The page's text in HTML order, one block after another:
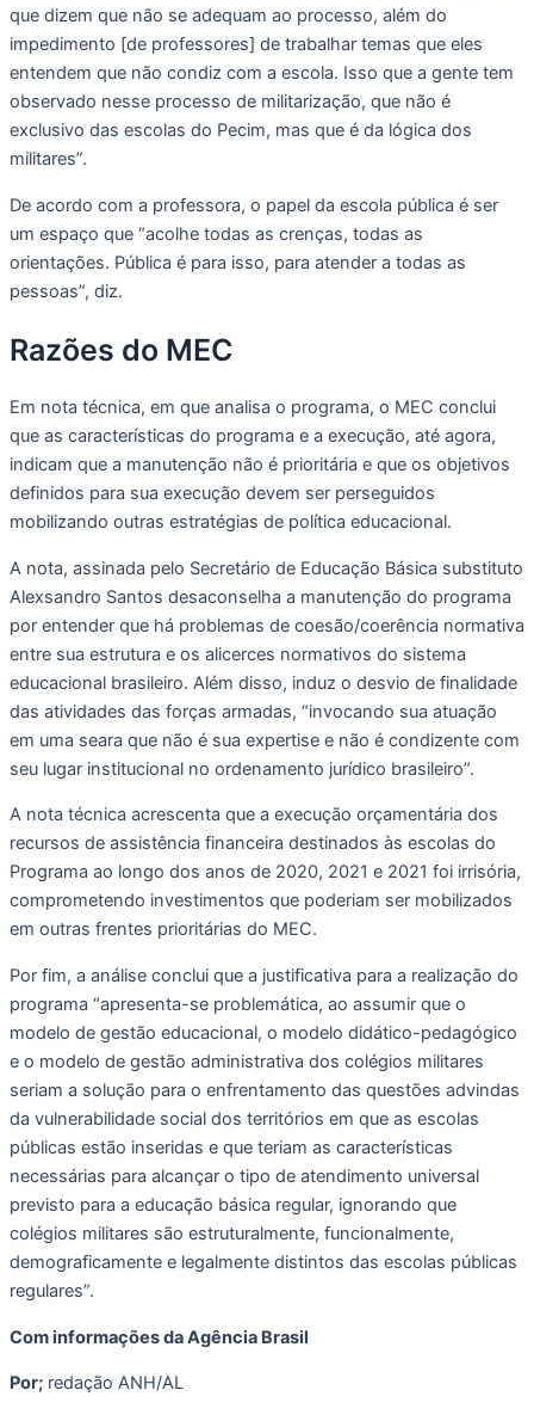
que dizem que não se adequam ao processo, além do
impedimento [de professores] de trabalhar temas que eles
entendem que não condiz com a escola. Isso que a gente tem
observado nesse processo de militarização, que não é
exclusivo das escolas do Pecim, mas que é da lógica dos
militares”.
De acordo com a professora, o papel da escola pública é ser
um espaço que “acolhe todas as crenças, todas as
orientações. Pública é para isso, para atender a todas as
pessoas”, diz.
Razões do MEC
Em nota técnica, em que analisa o programa, o MEC conclui
que as características do programa e a execução, até agora,
indicam que a manutenção não é prioritária e que os objetivos
definidos para sua execução devem ser perseguidos
mobilizando outras estratégias de política educacional.
A nota, assinada pelo Secretário de Educação Básica substituto
Alexsandro Santos desaconselha a manutenção do programa
por entender que há problemas de coesão/coerência normativa
entre sua estrutura e os alicerces normativos do sistema
educacional brasileiro. Além disso, induz o desvio de finalidade
das atividades das forças armadas, “invocando sua atuação
em uma seara que não é sua expertise e não é condizente com
seu lugar institucional no ordenamento jurídico brasileiro”.
A nota técnica acrescenta que a execução orçamentária dos
recursos de assistência financeira destinados às escolas do
Programa ao longo dos anos de 2020, 2021 e 2021 foi irrisória,
comprometendo investimentos que poderiam ser mobilizados
em outras frentes prioritárias do MEC.
Por fim, a análise conclui que a justificativa para a realização do
programa “apresenta-se problemática, ao assumir que o
modelo de gestão educacional, o modelo didático-pedagógico
e o modelo de gestão administrativa dos colégios militares
seriam a solução para o enfrentamento das questões advindas
da vulnerabilidade social dos territórios em que as escolas
públicas estão inseridas e que teriam as características
necessárias para alcançar o tipo de atendimento universal
previsto para a educação básica regular, ignorando que
colégios militares são estruturalmente, funcionalmente,
demograficamente e legalmente distintos das escolas públicas
regulares”.
Com informações da Agência Brasil
Por; redação ANH/AL